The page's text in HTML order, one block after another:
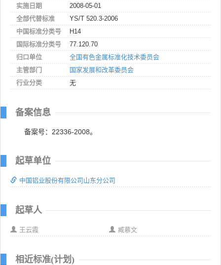
实施日期
2008-05-01
全部代替标准
YS/T 520.3-2006
中国标准分类号
H14
国际标准分类号
77.120.70
归口单位
全国有色金属标准化技术委员会
主管部门
国家发展和改革委员会
行业分类
无
备案信息
备案号：22336-2008。
起草单位
中国铝业股份有限公司山东分公司
起草人
王云霞 臧慕文
相近标准(计划)